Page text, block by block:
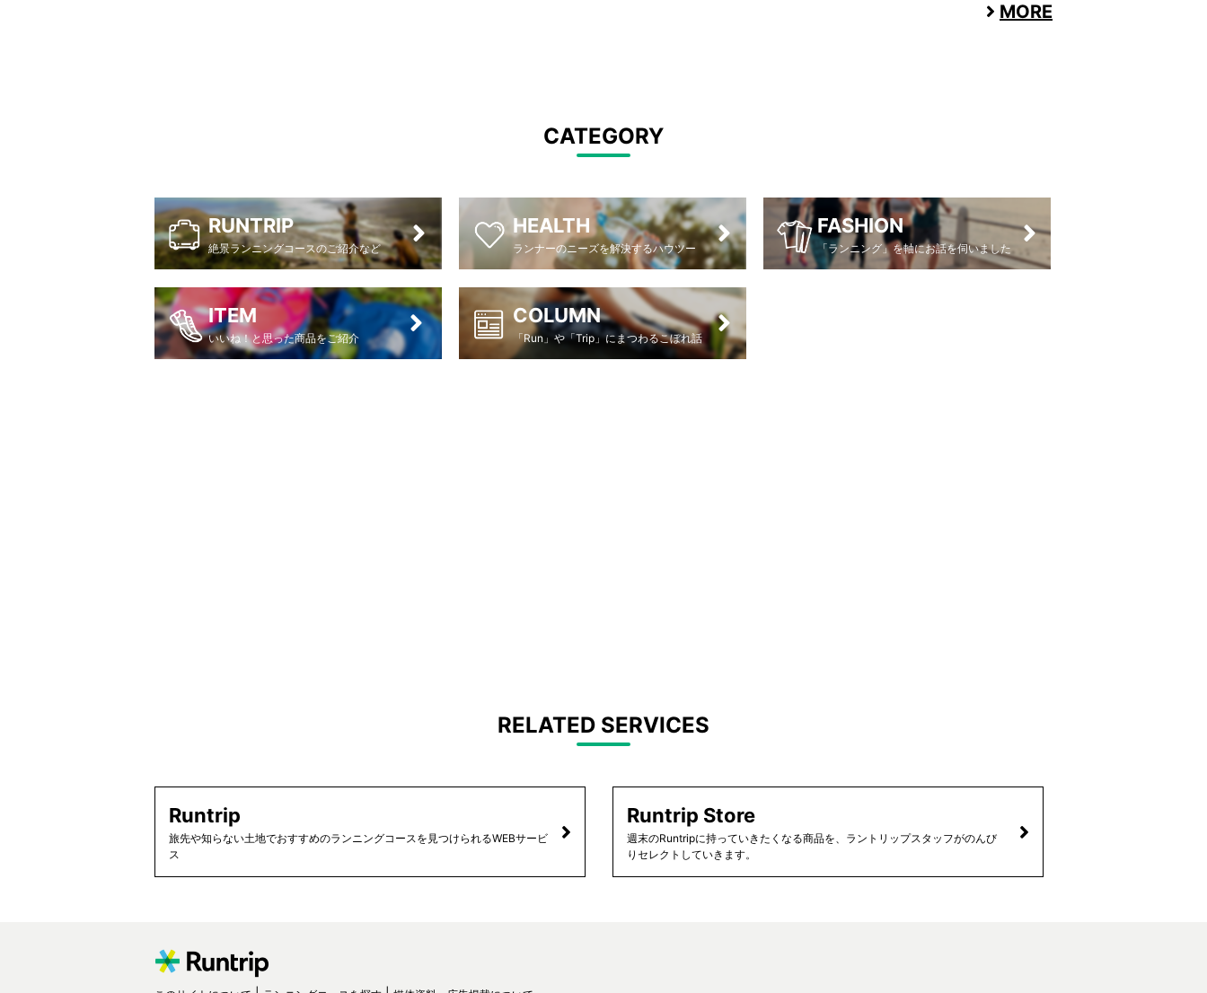
MORE
CATEGORY
RUNTRIP
絶景ランニングコースのご紹介など
HEALTH
ランナーのニーズを解決するハウツー
FASHION
「ランニング」を軸にお話を伺いました
ITEM
いいね！と思った商品をご紹介
COLUMN
「Run」や「Trip」にまつわるこぼれ話
RELATED SERVICES
Runtrip
旅先や知らない土地でおすすめのランニングコースを見つけられるWEBサービ
ス
Runtrip Store
週末のRuntripに持っていきたくなる商品を、ラントリップスタッフがのんび
りセレクトしていきます。